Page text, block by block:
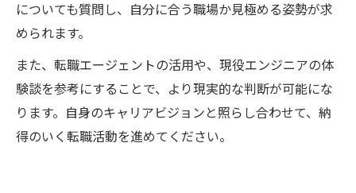
についても質問し、自分に合う職場か見極める姿勢が求
められます。
また、転職エージェントの活用や、現役エンジニアの体
験談を参考にすることで、より現実的な判断が可能にな
ります。自身のキャリアビジョンと照らし合わせて、納
得のいく転職活動を進めてください。